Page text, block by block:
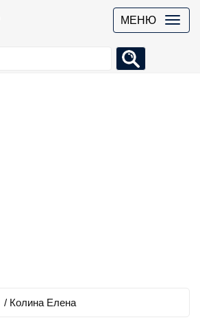
МЕНЮ
/ Колина Елена